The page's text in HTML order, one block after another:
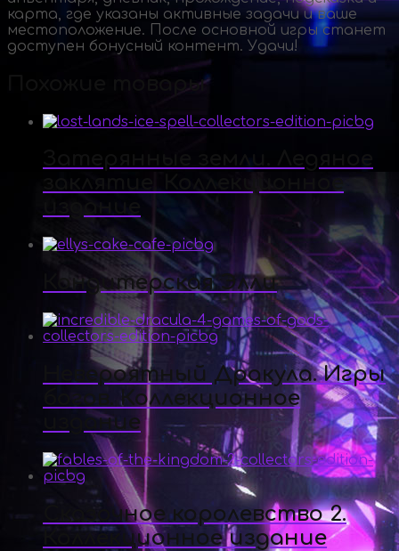
карта, где указаны активные задачи и ваше
местоположение. После основной игры станет
доступен бонусный контент. Удачи!
Похожие товары
Кондитерская Элли
Невероятный Дракула. Игры
богов. Коллекционное
издание
Сказочное королевство 2.
Коллекционное издание